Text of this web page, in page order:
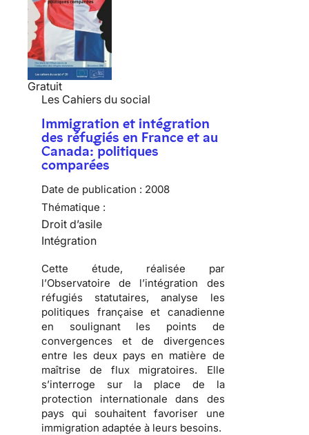
Gratuit
Les Cahiers du social
Immigration et intégration
des réfugiés en France et au
Canada: politiques
comparées
Date de publication : 2008
Thématique :
Droit d’asile
Intégration
Cette étude, réalisée par
l’Observatoire de l’intégration des
réfugiés statutaires, analyse les
politiques française et canadienne
en soulignant les points de
convergences et de divergences
entre les deux pays en matière de
maîtrise deflux migratoires. Elle
s’interroge sur la place de la
protection internationale dans des
pays qui souhaitent favoriser une
immigration adaptée à leurs besoins.